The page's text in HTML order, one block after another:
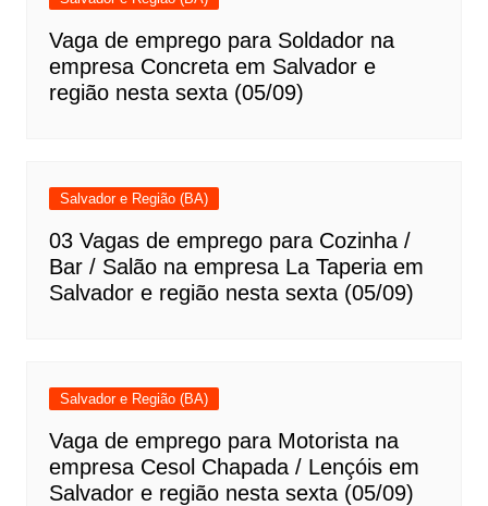
Vaga de emprego para Soldador na
empresa Concreta em Salvador e
região nesta sexta (05/09)
Salvador e Região (BA)
03 Vagas de emprego para Cozinha /
Bar / Salão na empresa La Taperia em
Salvador e região nesta sexta (05/09)
Salvador e Região (BA)
Vaga de emprego para Motorista na
empresa Cesol Chapada / Lençóis em
Salvador e região nesta sexta (05/09)